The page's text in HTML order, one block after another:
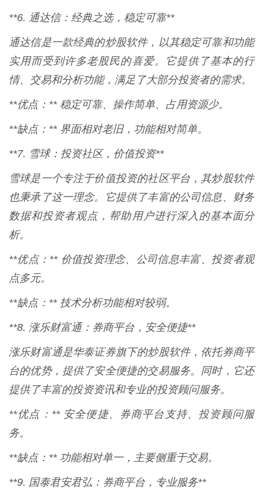
**6. 通达信：经典之选，稳定可靠**
通达信是一款经典的炒股软件，以其稳定可靠和功能
实用而受到许多老股民的喜爱。它提供了基本的行
情、交易和分析功能，满足了大部分投资者的需求。
**优点：** 稳定可靠、操作简单、占用资源少。
**缺点：** 界面相对老旧，功能相对简单。
**7. 雪球：投资社区，价值投资**
雪球是一个专注于价值投资的社区平台，其炒股软件
也秉承了这一理念。它提供了丰富的公司信息、财务
数据和投资者观点，帮助用户进行深入的基本面分
析。
**优点：** 价值投资理念、公司信息丰富、投资者观
点多元。
**缺点：** 技术分析功能相对较弱。
**8. 涨乐财富通：券商平台，安全便捷**
涨乐财富通是华泰证券旗下的炒股软件，依托券商平
台的优势，提供了安全便捷的交易服务。同时，它还
提供了丰富的投资资讯和专业的投资顾问服务。
**优点：** 安全便捷、券商平台支持、投资顾问服
务。
**缺点：** 功能相对单一，主要侧重于交易。
**9. 国泰君安君弘：券商平台，专业服务**